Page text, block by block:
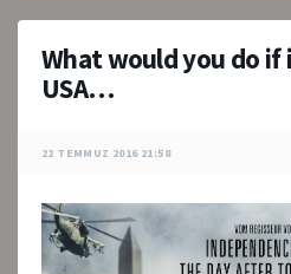
What would you do if
USA…
22 TEMMUZ 2016 21:58